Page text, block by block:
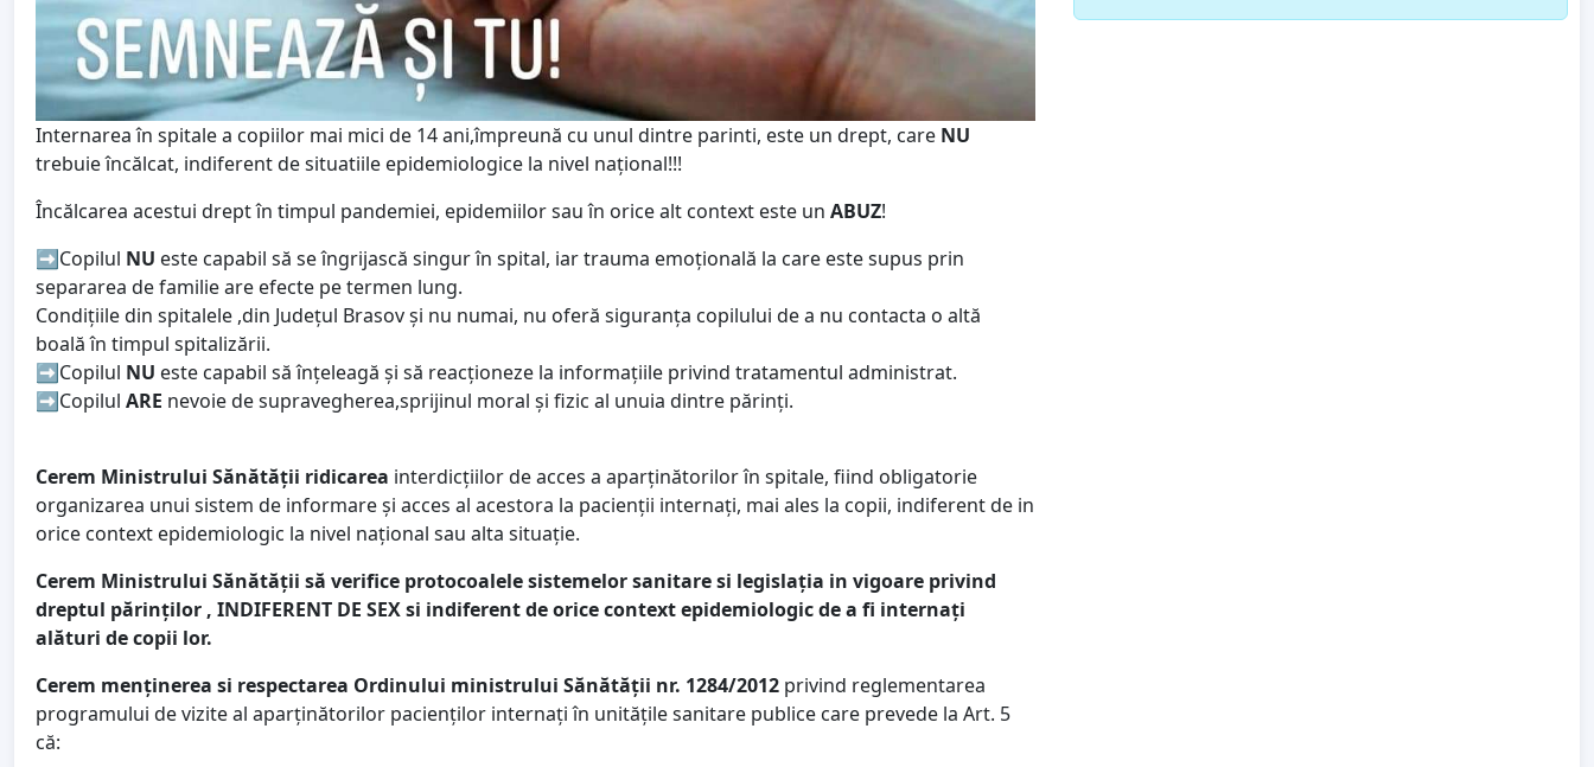
Internarea în spitale a copiilor mai mici de 14 ani,împreună cu unul dintre parinti, este un drept, care NU
trebuie încălcat, indiferent de situatiile epidemiologice la nivel național!!!
Încălcarea acestui drept în timpul pandemiei, epidemiilor sau în orice alt context este un ABUZ!
➡️Copilul NU este capabil să se îngrijască singur în spital, iar trauma emoțională la care este supus prin
separarea de familie are efecte pe termen lung.
Condițiile din spitalele ,din Județul Brasov și nu numai, nu oferă siguranța copilului de a nu contacta o altă
boală în timpul spitalizării.
➡️Copilul NU este capabil să înțeleagă și să reacționeze la informațiile privind tratamentul administrat.
➡️Copilul ARE nevoie de supravegherea,sprijinul moral și fizic al unuia dintre părinți.
Cerem Ministrului Sănătății ridicarea interdicțiilor de acces a aparținătorilor în spitale, fiind obligatorie
organizarea unui sistem de informare și acces al acestora la pacienții internați, mai ales la copii, indiferent de in
orice context epidemiologic la nivel național sau alta situație.
Cerem Ministrului Sănătății să verifice protocoalele sistemelor sanitare si legislația in vigoare privind
dreptul părinților , INDIFERENT DE SEX si indiferent de orice context epidemiologic de a fi internați
alături de copii lor.
Cerem menținerea si respectarea Ordinului ministrului Sănătății nr. 1284/2012 privind reglementarea
programului de vizite al aparținătorilor pacienților internați în unitățile sanitare publice care prevede la Art. 5
că: